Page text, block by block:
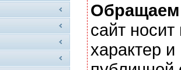
сайт
характер